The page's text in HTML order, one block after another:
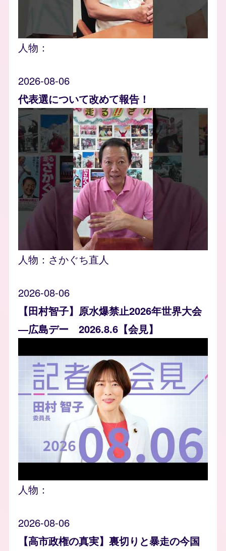
人物：
2026-08-06
代表選について改めて報告！
人物： さかぐち直人
2026-08-06
【田村智子】原水爆禁止2026年世界大会
―広島デー 2026.8.6【会見】
人物：
2026-08-06
【高市政権の真実】裏切りと暴走の今国